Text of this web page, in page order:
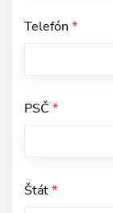
Telefón *
PSČ *
Štát*